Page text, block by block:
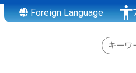
Foreign Language
検